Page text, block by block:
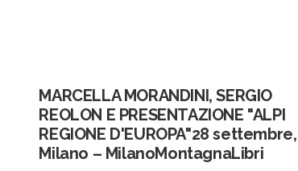
MARCELLA MORANDINI, SERGIO
REOLON E PRESENTAZIONE "ALPI
REGIONE D'EUROPA"28 settembre,
Milano – MilanoMontagnaLibri